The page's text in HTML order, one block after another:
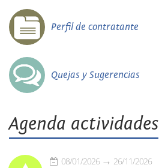
Perfil de contratante
Quejas y Sugerencias
Agenda actividades
08/01/2026 26/11/2026